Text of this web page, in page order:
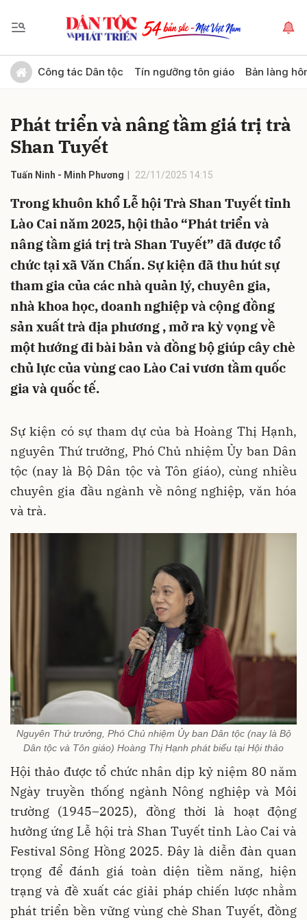
Công tác Dân tộc Tín ngưỡng tôn giáo Bản làng
Phát triển và nâng tầm giá trị trà
Shan Tuyết
Tuấn Ninh - Minh Phương 22/11/2025 14:15
Trong khuôn khổ Lễ hội Trà Shan Tuyết tỉnh
Lào Cai năm 2025, hội thảo “Phát triển và
nâng tầm giá trị trà Shan Tuyết” đã được tổ
chức tại xã Văn Chấn. Sự kiện đã thu hút sự
tham gia của các nhà quản lý, chuyên gia,
nhà khoa học, doanh nghiệp và cộng đồng
sản xuất trà địa phương , mở ra kỳ vọng về
một hướng đi bài bản và đồng bộ giúp cây chè
chủ lực của vùng cao Lào Cai vươn tầm quốc
gia và quốc tế.
Sự kiện có sự tham dự của bà Hoàng Thị Hạnh,
nguyên Thứ trưởng, Phó Chủ nhiệm Ủy ban Dân
tộc (nay là Bộ Dân tộc và Tôn giáo), cùng nhiều
chuyên gia đầu ngành về nông nghiệp, văn hóa
và trà.
Nguyên Thứ trưởng, Phó Chủ nhiệm Ủy ban Dân tộc (nay là Bộ
Dân tộc và Tôn giáo) Hoàng Thị Hạnh phát biểu tại Hội thảo
Hội thảo được tổ chức nhân dịp kỷ niệm 80 năm
Ngày truyền thống ngành Nông nghiệp và Môi
trường (1945–2025), đồng thời là hoạt động
hưởng ứng Lễ hội trà Shan Tuyết tỉnh Lào Cai và
Festival Sông Hồng 2025. Đây là diễn đàn quan
trọng để đánh giá toàn diện tiềm năng, hiện
trạng và đề xuất các giải pháp chiến lược nhằm
phát triển bền vững vùng chè Shan Tuyết, đồng
Gửi bình luận
Hủy Gửi